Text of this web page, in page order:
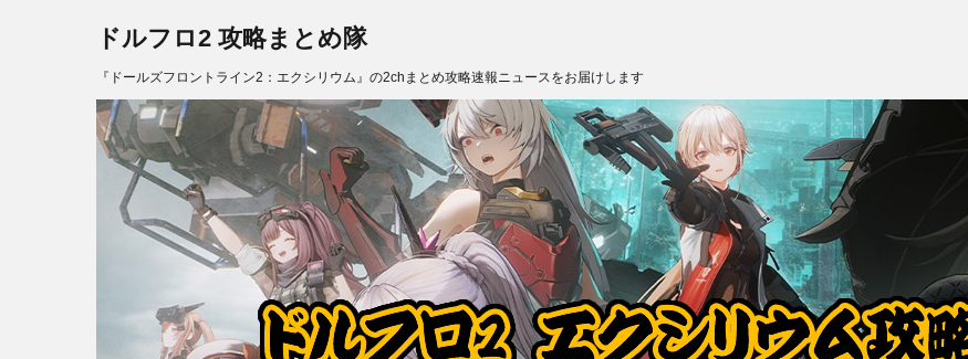
ドルフロ2 攻略まとめ隊
『ドールズフロントライン2：エクシリウム』の2chまとめ攻略速報ニュースをお届けします